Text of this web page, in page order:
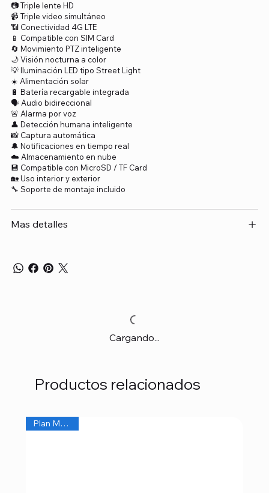
📷 Triple lente HD
📹 Triple video simultáneo
📶 Conectividad 4G LTE
📱 Compatible con SIM Card
🔄 Movimiento PTZ inteligente
🌙 Visión nocturna a color
💡 Iluminación LED tipo Street Light
☀️ Alimentación solar
🔋 Batería recargable integrada
🗣️ Audio bidireccional
🚨 Alarma por voz
👤 Detección humana inteligente
📸 Captura automática
🔔 Notificaciones en tiempo real
☁️ Almacenamiento en nube
💾 Compatible con MicroSD / TF Card
🏡 Uso interior y exterior
🔧 Soporte de montaje incluido
Mas detalles
Cargando...
Productos relacionados
Plan Mensual